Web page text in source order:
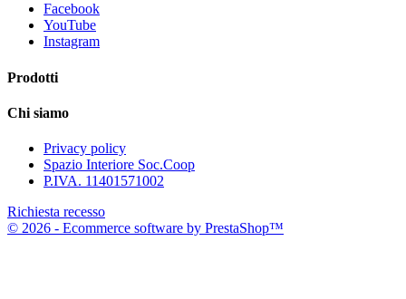
Facebook
YouTube
Instagram
Prodotti
Chi siamo
Privacy policy
Spazio Interiore Soc.Coop
P.IVA. 11401571002
Richiesta recesso
© 2026 - Ecommerce software by PrestaShop™